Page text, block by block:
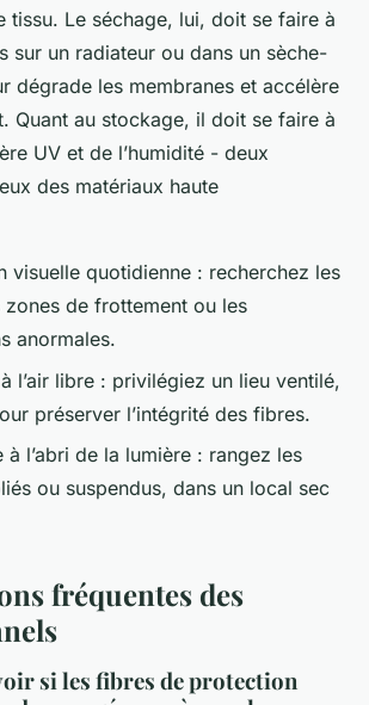
tissu. Le séchage, lui, doit se faire à
sur un radiateur ou dans un sèche-
dégrade les membranes et accélère
Quant au stockage, il doit se faire à
UV et de l’humidité - deux
des matériaux haute
visuelle quotidienne : recherchez les
de frottement ou les
anormales.
l’air libre : privilégiez un lieu ventilé,
préserver l’intégrité des fibres.
à l’abri de la lumière : rangez les
ou suspendus, dans un local sec
fréquentes des
si les fibres de protection